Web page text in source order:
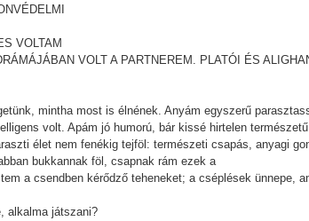
VOLTAM
VOLT A PARTNEREM. PLATÓI ÉS
mintha most is élnének. Anyám egyszerű
volt. Apám jó humorú, bár kissé hirtelen
élet nem fenékig tejföl: természeti csapás, anyagi
bukkannak föl, csapnak rám ezek a
a csendben kérődző teheneket; a cséplések ünnepe,
alkalma játszani?